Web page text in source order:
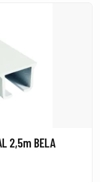
2,5m BELA